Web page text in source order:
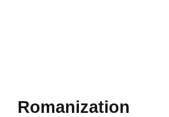
Romanization